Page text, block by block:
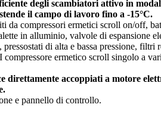
degli scambiatori attivo in
il campo di lavoro fino a -15°C.
compressori ermetici scroll on/off,
in alluminio, valvole di espansione
di alta e bassa pressione, filtri
ermetico scroll singolo a
direttamente accoppiati a motore
e pannello di controllo.